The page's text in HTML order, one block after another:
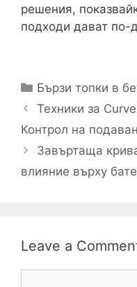
решения,
подходи дават по-
Categories
Бързи топки в
Техники за
Контрол на
Завъртаща
влияние върху
Leave a